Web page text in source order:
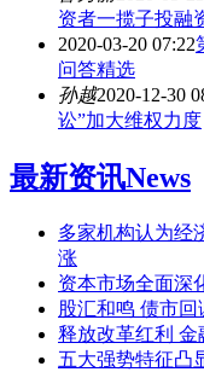
资者一揽子投融
2020-03-20 07:22
问答精选
孙越2020-12-30
讼”加大维权力度
最新资讯News
多家机构认为经
涨
资本市场全面深
股汇和鸣 债市
释放改革红利
五大强势特征凸